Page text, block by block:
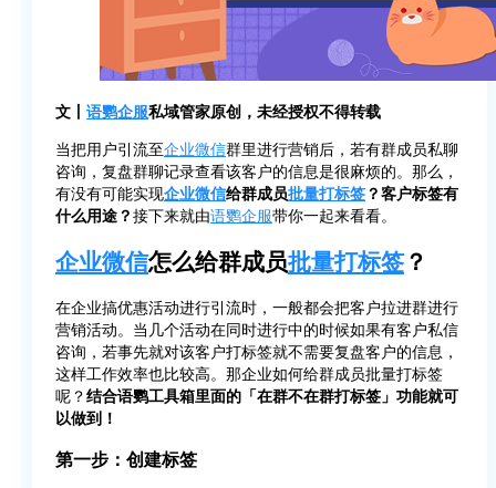
文丨 语鹦企服私域管家原创，未经授权不得转载
当把用户引流至企业微信群里进行营销后，若有群成员私聊
咨询，复盘群聊记录查看该客户的信息是很麻烦的。那么，
有没有可能实现企业微信给群成员批量打标签？客户标签有
什么用途？接下来就由语鹦企服带你一起来看看。
企业微信怎么给群成员批量打标签？
在企业搞优惠活动进行引流时，一般都会把客户拉进群进行
营销活动。当几个活动在同时进行中的时候如果有客户私信
咨询，若事先就对该客户打标签就不需要复盘客户的信息，
这样工作效率也比较高。那企业如何给群成员批量打标签
呢？结合语鹦工具箱里面的「在群不在群打标签」功能就可
以做到！
第一步：创建标签